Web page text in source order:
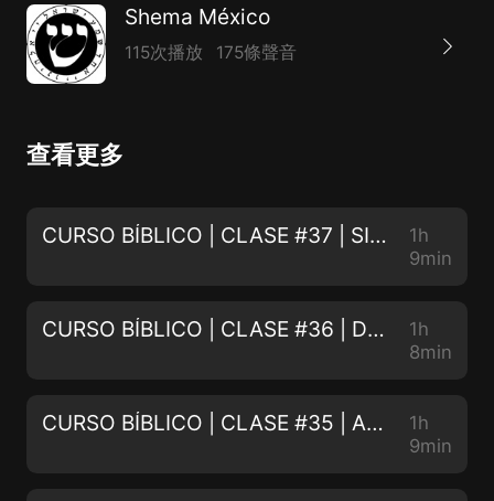
Shema México
115次播放 175條聲音
查看更多
CURSO BÍBLICO | CLASE #37 | SIGUIENDO A CRISTO, NO AL CRISTIANISMO | 02/26/2022
1h
9min
CURSO BÍBLICO | CLASE #36 | DOS BAUTISMOS | 02/05/2022
1h
8min
CURSO BÍBLICO | CLASE #35 | ARREPIENTANSE | 01/29/2022
1h
9min